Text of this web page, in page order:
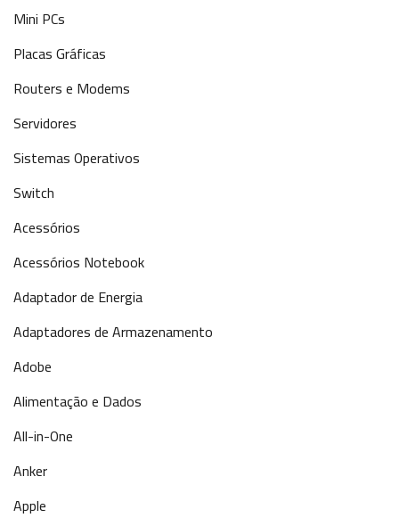
Mini PCs
Placas Gráficas
Routers e Modems
Servidores
Sistemas Operativos
Switch
Acessórios
Acessórios Notebook
Adaptador de Energia
Adaptadores de Armazenamento
Adobe
Alimentação e Dados
All-in-One
Anker
Apple